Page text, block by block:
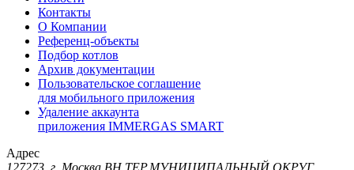
Контакты
О Компании
Референц-объекты
Подбор котлов
Архив документации
Пользовательское соглашение
для мобильного приложения
Удаление аккаунта
приложения IMMERGAS SMART
Адрес
127273, г. Москва ВН.ТЕР.МУНИЦИПАЛЬНЫЙ ОКРУГ